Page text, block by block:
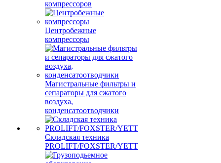
компрессоров
Центробежные
компрессоры
Магистральные фильтры и
сепараторы для сжатого
воздуха,
конденсатоотводчики
Складская техника
PROLIFT/FOXSTER/YETT